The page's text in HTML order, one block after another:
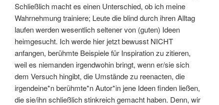
Schließlich macht es einen Unterschied, ob ich meine
Wahrnehmung trainiere; Leute die blind durch ihren Alltag
laufen werden wesentlich seltener von (guten) Ideen
heimgesucht. Ich werde hier jetzt bewusst NICHT
anfangen, berühmte Beispiele für Inspiration zu zitieren,
weil es niemanden irgendwohin bringt, wenn er/sie sich
dem Versuch hingibt, die Umstände zu reenacten, die
irgendeine*n berühmte*n Autor*in jene Ideen finden ließen,
die sie/ihn schließlich stinkreich gemacht haben. Denn, wir